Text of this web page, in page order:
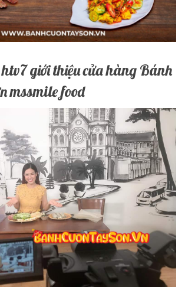
giới thiệu cửa hàng Bánh
mssmile food